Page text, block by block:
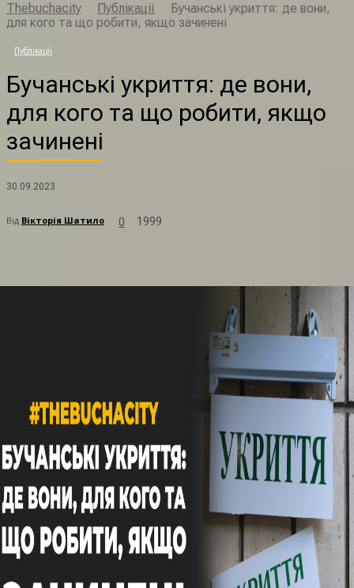
Thebuchacity Публікації
Бучанські укриття: де вони,
для кого та що робити, якщо зачинені
Публікації
Бучанські укриття: де вони,
для кого та що робити, якщо
зачинені
30.09.2023
Від Вікторія Шатило 0 1999